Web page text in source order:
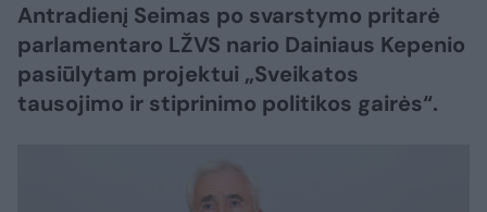
Antradienį Seimas po svarstymo pritarė
parlamentaro LŽVS nario Dainiaus Kepenio
pasiūlytam projektui „Sveikatos
tausojimo ir stiprinimo politikos gairės“.